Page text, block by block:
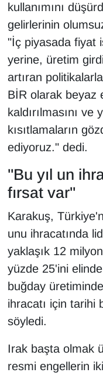
kullanımını
gelirlerinin
"İç piyasada fiyat
yerine, üretim
artıran
BİR olarak beyaz
kaldırılmasını
kısıtlamaların
ediyoruz." dedi.
"Bu yıl un
fırsat var"
Karakuş,
unu ihracatında
yaklaşık 12
yüzde 25'ini
buğday
ihracatı için tarihi
söyledi.
Irak başta olmak
resmi engellerin